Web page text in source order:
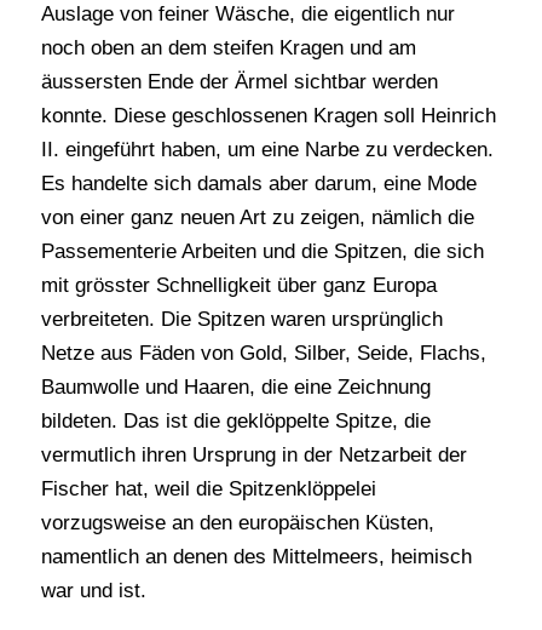
Auslage von feiner Wäsche, die eigentlich nur
noch oben an dem steifen Kragen und am
äussersten Ende der Ärmel sichtbar werden
konnte. Diese geschlossenen Kragen soll Heinrich
II. eingeführt haben, um eine Narbe zu verdecken.
Es handelte sich damals aber darum, eine Mode
von einer ganz neuen Art zu zeigen, nämlich die
Passementerie Arbeiten und die Spitzen, die sich
mit grösster Schnelligkeit über ganz Europa
verbreiteten. Die Spitzen waren ursprünglich
Netze aus Fäden von Gold, Silber, Seide, Flachs,
Baumwolle und Haaren, die eine Zeichnung
bildeten. Das ist die geklöppelte Spitze, die
vermutlich ihren Ursprung in der Netzarbeit der
Fischer hat, weil die Spitzenklöppelei
vorzugsweise an den europäischen Küsten,
namentlich an denen des Mittelmeers, heimisch
war und ist.